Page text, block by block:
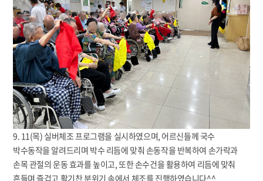
9. 11(목) 실버체조 프로그램을 실시하였으며, 어르신들께 국수
박수동작을 알려드리며 박수 리듬에 맞춰 손동작을 반복하여 손가락과
손목 관절의 운동 효과를 높이고, 또한 손수건을 활용하여 리듬에 맞춰
흔들며 즐겁고 활기찬 분위기 속에서 체조를 진행하였습니다^^